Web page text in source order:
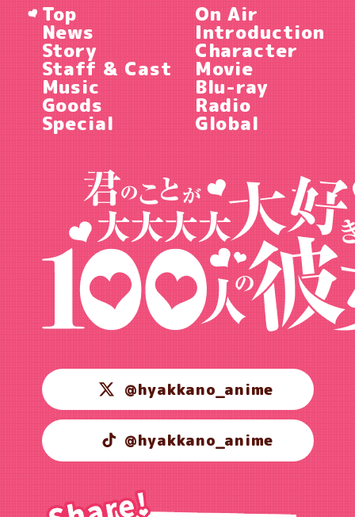
Top On Air
News Introduction
Story Character
Staff & Cast Movie
Music Blu-ray
Goods Radio
Special Global
@hyakkano_anime
@hyakkano_anime